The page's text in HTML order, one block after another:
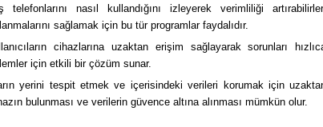
telefonlarını nasıl kullandığını izleyerek verimliliği
sağlamak için bu tür programlar faydalıdır.
cihazlarına uzaktan erişim sağlayarak sorunları
için etkili bir çözüm sunar.
yerini tespit etmek ve içerisindeki verileri korumak için
bulunması ve verilerin güvence altına alınması mümkün olur.